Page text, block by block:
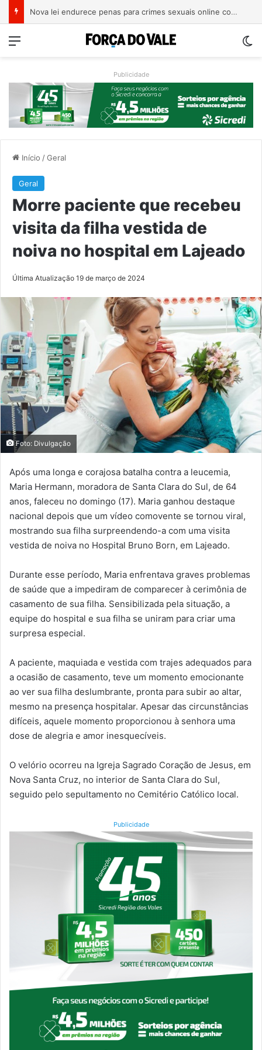
Nova lei endurece penas para crimes sexuais online contra crianças e adolescentes
Menu
Publicidade
Início /Geral
Geral
Morre paciente que recebeu
visita da filha vestida de
noiva no hospital em Lajeado
Última Atualização 19 de março de 2024
Foto: Divulgação
Após uma longa e corajosa batalha contra a leucemia,
Maria Hermann, moradora de Santa Clara do Sul, de 64
anos, faleceu no domingo (17). Maria ganhou destaque
nacional depois que um vídeo comovente se tornou viral,
mostrando sua filha surpreendendo-a com uma visita
vestida de noiva no Hospital Bruno Born, em Lajeado.
Durante esse período, Maria enfrentava graves problemas
de saúde que a impediram de comparecer à cerimônia de
casamento de sua filha. Sensibilizada pela situação, a
equipe do hospital e sua filha se uniram para criar uma
surpresa especial.
A paciente, maquiada e vestida com trajes adequados para
a ocasião de casamento, teve um momento emocionante
ao ver sua filha deslumbrante, pronta para subir ao altar,
mesmo na presença hospitalar. Apesar das circunstâncias
difíceis, aquele momento proporcionou à senhora uma
dose de alegria e amor inesquecíveis.
O velório ocorreu na Igreja Sagrado Coração de Jesus, em
Nova Santa Cruz, no interior de Santa Clara do Sul,
seguido pelo sepultamento no Cemitério Católico local.
Publicidade